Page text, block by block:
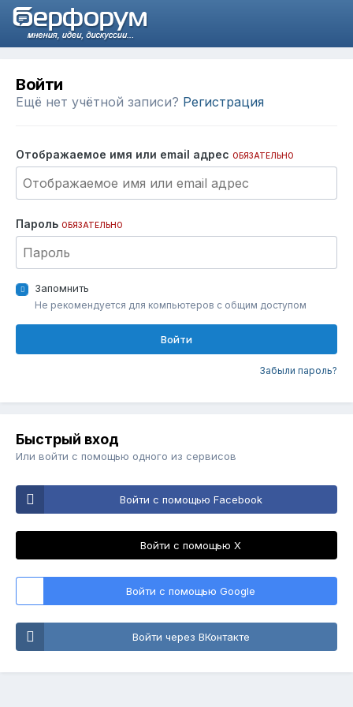
Войти
Ещё нет учётной записи? Регистрация
Отображаемое имя или email адрес ОБЯЗАТЕЛЬНО
Пароль ОБЯЗАТЕЛЬНО
Запомнить
Не рекомендуется для компьютеров с общим доступом
Войти
Забыли пароль?
Быстрый вход
Или войти с помощью одного из сервисов
Войти с помощью Facebook
Войти с помощью X
Войти с помощью Google
Войти через ВКонтакте